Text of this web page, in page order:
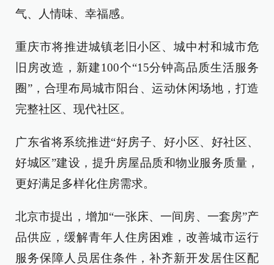
气、人情味、幸福感。
重庆市将推进城镇老旧小区、城中村和城市危
旧房改造，新建100个“15分钟高品质生活服务
圈”，合理布局城市阳台、运动休闲场地，打造
完整社区、现代社区。
广东省将系统推进“好房子、好小区、好社区、
好城区”建设，提升房屋品质和物业服务质量，
更好满足多样化住房需求。
北京市提出，增加“一张床、一间房、一套房”产
品供应，缓解青年人住房困难，改善城市运行
服务保障人员居住条件，补齐新开发居住区配